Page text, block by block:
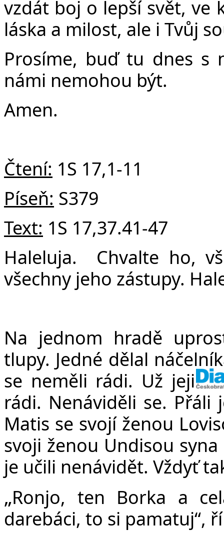
v
vzdát boj o lepší svět, ve
láska a milost, ale i Tvůj
Prosíme, buď tu dnes s
námi nemohou být.
Amen.
Čtení: 1S 17,1-11
Píseň: S379
Text: 1S 17,37.41-47
Haleluja. Chvalte ho,
všechny jeho zástupy.
Na jednom hradě
tlupy. Jedné dělal
se neměli rádi. Už jejich
rádi. Nenáviděli se.
Matis se svojí ženou
svoji ženou Undisou
je učili nenávidět. Vždyť
„Ronjo, ten Borka a
darebáci, to si pamatuj“,